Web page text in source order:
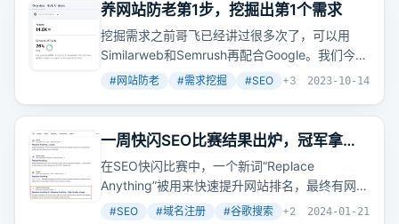
养网站防老第1步，挖掘出第1个需求
挖掘需求之前哥飞已经讲过很多次了，可以用
Similarweb和Semrush再配合Google。我们今天
用文章中提到的一些词实际给大家演示一下如何
#网站防老 #需求挖掘 #SEO +3 2023-10-14
一周快闪SEO比赛结果出炉，冠军拿到
了哥飞发出的666元现金奖励
在SEO快闪比赛中，一个新词“Replace
Anything”被用来快速提升网站排名，最终有网站
达到了谷歌首页第四名。
#SEO #域名注册 #谷歌搜索 +2 2024-01-21